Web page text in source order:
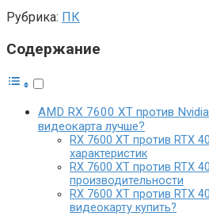
Рубрика: ПК
Содержание
AMD RX 7600 XT против
видеокарта лучше?
RX 7600 XT против RTX
характеристик
RX 7600 XT против RTX
производительности
RX 7600 XT против RTX
видеокарту купить?